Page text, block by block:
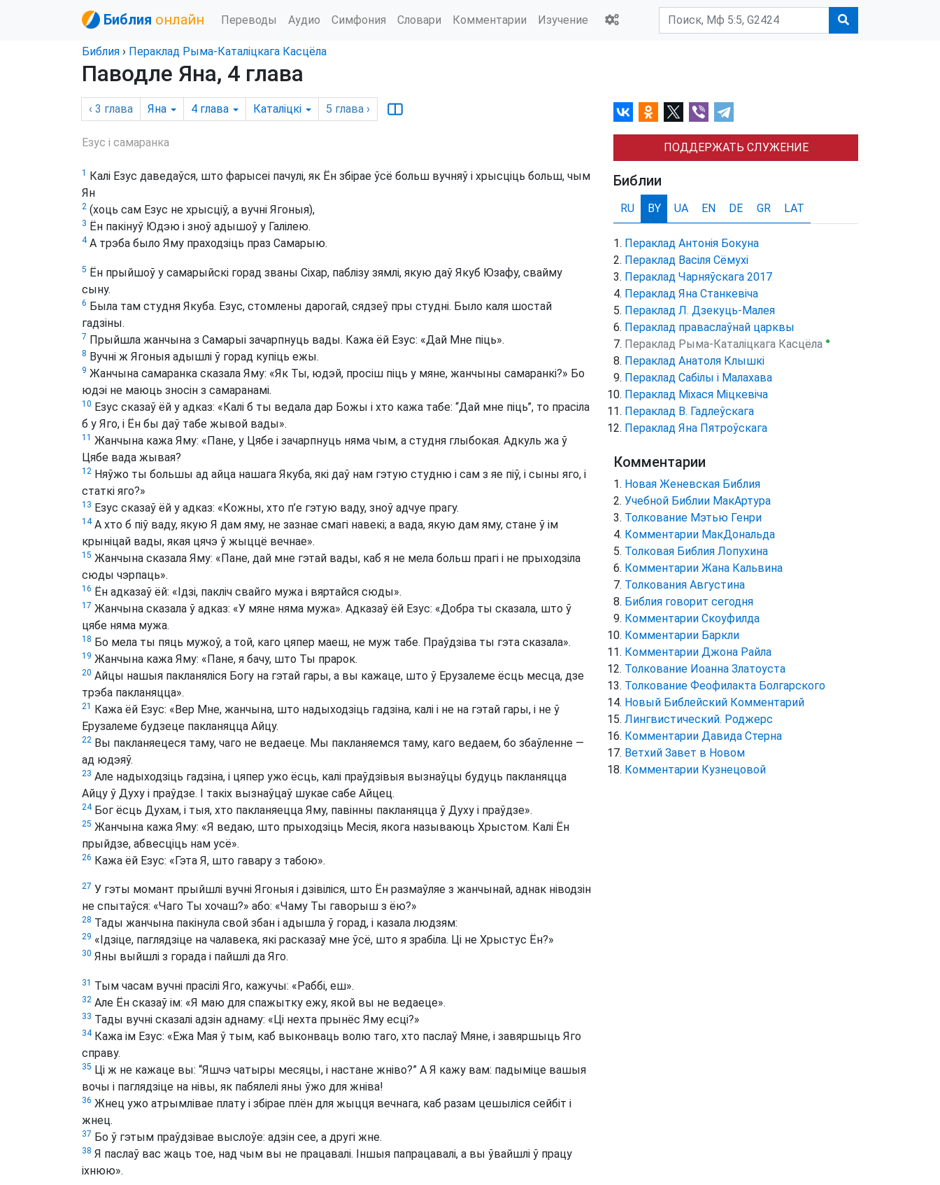
Библия онлайн Переводы Аудио Симфония Словари Комментарии Изучение
Библия › Пераклад Рыма-Каталіцкага Касцёла
Паводле Яна, 4 глава
‹ 3 глава Яна 4 глава Каталіцкі 5 глава ›
Езус і самаранка
1 Калі Езус даведаўся, што фарысеі пачулі, як Ён збірае ўсё больш вучняў і хрысціць больш, чым
Ян
2 (хоць сам Езус не хрысціў, а вучні Ягоныя),
3 Ён пакінуў Юдэю і зноў адышоў у Галілею.
4А трэба было Яму праходзіць праз Самарыю.
5 Ён прыйшоў у самарыйскі горад званы Сіхар, паблізу зямлі, якую даў Якуб Юзафу, свайму
сыну.
6 Была там студня Якуба. Езус, стомлены дарогай, сядзеў пры студні. Было каля шостай
гадзіны.
7 Прыйшла жанчына з Самарыі зачарпнуць вады. Кажа ёй Езус: «Дай Мне піць».
8 Вучні ж Ягоныя адышлі ў горад купіць ежы.
9 Жанчына самаранка сказала Яму: «Як Ты, юдэй, просіш піць у мяне, жанчыны самаранкі?» Бо
юдэі не маюць зносін з самаранамі.
10 Езус сказаў ёй у адказ: «Калі б ты ведала дар Божы і хто кажа табе: “Дай мне піць”, то прасіла
б у Яго, і Ён бы даў табе жывой вады».
11 Жанчына кажа Яму: «Пане, у Цябе і зачарпнуць няма чым, а студня глыбокая. Адкуль жа ў
Цябе вада жывая?
12 Няўжо ты большы ад айца нашага Якуба, які даў нам гэтую студню і сам з яе піў, і сыны яго, і
статкі яго?»
13 Езус сказаў ёй у адказ: «Кожны, хто п’е гэтую ваду, зноў адчуе прагу.
14А хто б піў ваду, якую Я дам яму, не зазнае смагі навекі; а вада, якую дам яму, стане ў ім
крыніцай вады, якая цячэ ў жыццё вечнае».
15 Жанчына сказала Яму: «Пане, дай мне гэтай вады, каб я не мела больш прагі і не прыходзіла
сюды чэрпаць».
16 Ён адказаў ёй: «Ідзі, пакліч свайго мужа і вяртайся сюды».
17 Жанчына сказала ў адказ: «У мяне няма мужа». Адказаў ёй Езус: «Добра ты сказала, што ў
цябе няма мужа.
18 Бо мела ты пяць мужоў, а той, каго цяпер маеш, не муж табе. Праўдзіва ты гэта сказала».
19 Жанчына кажа Яму: «Пане, я бачу, што Ты прарок.
20 Айцы нашыя пакланяліся Богу на гэтай гары, а вы кажаце, што ў Ерузалеме ёсць месца, дзе
трэба пакланяцца».
21 Кажа ёй Езус: «Вер Мне, жанчына, што надыходзіць гадзіна, калі і не на гэтай гары, і не ў
Ерузалеме будзеце пакланяцца Айцу.
22 Вы пакланяецеся таму, чаго не ведаеце. Мы пакланяемся таму, каго ведаем, бо збаўленне —
ад юдэяў.
23 Але надыходзіць гадзіна, і цяпер ужо ёсць, калі праўдзівыя вызнаўцы будуць пакланяцца
Айцу ў Духу і праўдзе. І такіх вызнаўцаў шукае сабе Айцец.
24Бог ёсць Духам, і тыя, хто пакланяецца Яму, павінны пакланяцца ў Духу і праўдзе».
25 Жанчына кажа Яму: «Я ведаю, што прыходзіць Месія, якога называюць Хрыстом. Калі Ён
прыйдзе, абвесціць нам усё».
26 Кажа ёй Езус: «Гэта Я, што гавару з табою».
27 У гэты момант прыйшлі вучні Ягоныя і дзівіліся, што Ён размаўляе з жанчынай, аднак ніводзін
не спытаўся: «Чаго Ты хочаш?» або: «Чаму Ты гаворыш з ёю?»
28 Тады жанчына пакінула свой збан і адышла ў горад, і казала людзям:
29 «Ідзіце, паглядзіце на чалавека, які расказаў мне ўсё, што я зрабіла. Ці не Хрыстус Ён?»
30 Яны выйшлі з горада і пайшлі да Яго.
31 Тым часам вучні прасілі Яго, кажучы: «Раббі, еш».
32 Але Ён сказаў ім: «Я маю для спажытку ежу, якой вы не ведаеце».
33 Тады вучні сказалі адзін аднаму: «Ці нехта прынёс Яму есці?»
34Кажа ім Езус: «Ежа Мая ў тым, каб выконваць волю таго, хто паслаў Мяне, і завяршыць Яго
справу.
35 Ці ж не кажаце вы: “Яшчэ чатыры месяцы, і настане жніво?” А Я кажу вам: падыміце вашыя
вочы і паглядзіце на нівы, як пабялелі яны ўжо для жніва!
36 Жнец ужо атрымлівае плату і збірае плён для жыцця вечнага, каб разам цешыліся сейбіт і
жнец.
37 Бо ў гэтым праўдзівае выслоўе: адзін сее, а другі жне.
38 Я паслаў вас жаць тое, над чым вы не працавалі. Іншыя папрацавалі, а вы ўвайшлі ў працу
іхнюю».
ПОДДЕРЖАТЬ СЛУЖЕНИЕ
Библии
RU BY UA EN DE GR LAT
Пераклад Антонія Бокуна
Пераклад Васіля Сёмухі
Пераклад Чарняўскага 2017
Пераклад Яна Станкевіча
Пераклад Л. Дзекуць-Малея
Пераклад праваслаўнай царквы
Пераклад Рыма-Каталіцкага Касцёла ●
Пераклад Анатоля Клышкi
Пераклад Сабілы і Малахава
Пераклад Міхася Міцкевіча
Пераклад В. Гадлеўскага
Пераклад Яна Пятроўскага
Комментарии
Новая Женевская Библия
Учебной Библии МакАртура
Толкование Мэтью Генри
Комментарии МакДональда
Толковая Библия Лопухина
Комментарии Жана Кальвина
Толкования Августина
Библия говорит сегодня
Комментарии Скоуфилда
Комментарии Баркли
Комментарии Джона Райла
Толкование Иоанна Златоуста
Толкование Феофилакта Болгарского
Новый Библейский Комментарий
Лингвистический. Роджерс
Комментарии Давида Стерна
Ветхий Завет в Новом
Комментарии Кузнецовой